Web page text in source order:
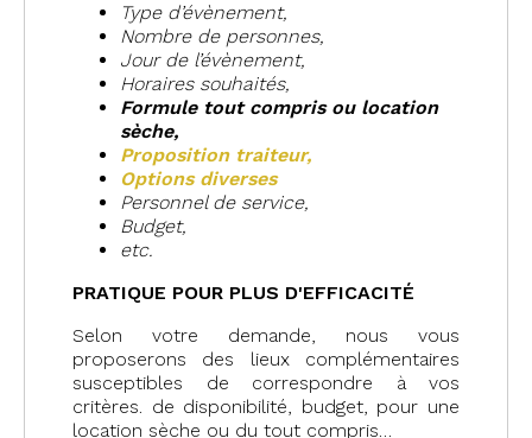
Type d’évènement,
Nombre de personnes,
Jour de l’évènement,
Horaires souhaités,
Formule tout compris ou location
sèche,
Proposition traiteur,
Options diverses
Personnel de service,
Budget,
etc.
PRATIQUE POUR PLUS D'EFFICACITÉ
Selon votre demande, nous vous
proposerons des lieux complémentaires
susceptibles de correspondre à vos
critères. de disponibilité, budget, pour une
location sèche ou du tout compris…